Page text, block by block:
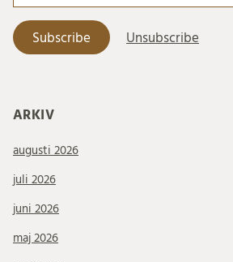
ARKIV
augusti 2026
juli 2026
juni 2026
maj 2026